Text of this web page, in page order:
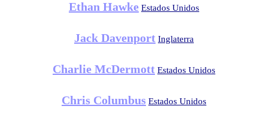
Ethan Hawke Estados Unidos
Jack Davenport Inglaterra
Charlie McDermott Estados Unidos
Chris Columbus Estados Unidos